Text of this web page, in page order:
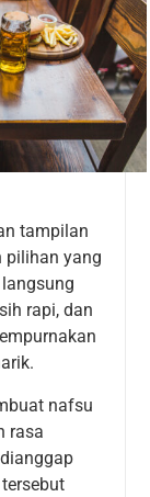
tampilan
pilihan yang
rapi, dan
nafsu
rasa